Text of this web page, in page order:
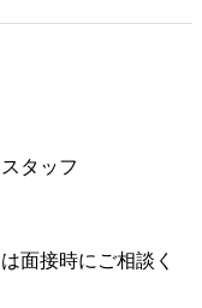
タッフ
面接時にご相談く